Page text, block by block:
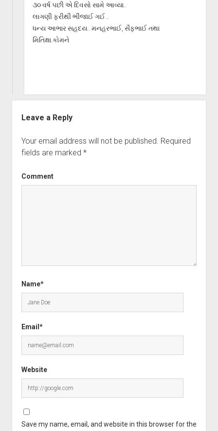
૩૦ વર્ષ પછી એ દિવસો સામે આવ્યા..
લાગણી ફરીથી ભીંજાઈ ગઈ…
ધન્ય આભાર સહદય.. મનહરભાઈ, સૈફભાઈ તથા
મિતિક્ષા.કોમને
Leave a Reply
Your email address will not be published. Required
fields are marked *
Comment
Name*
Email*
Website
Save my name, email, and website in this browser for the